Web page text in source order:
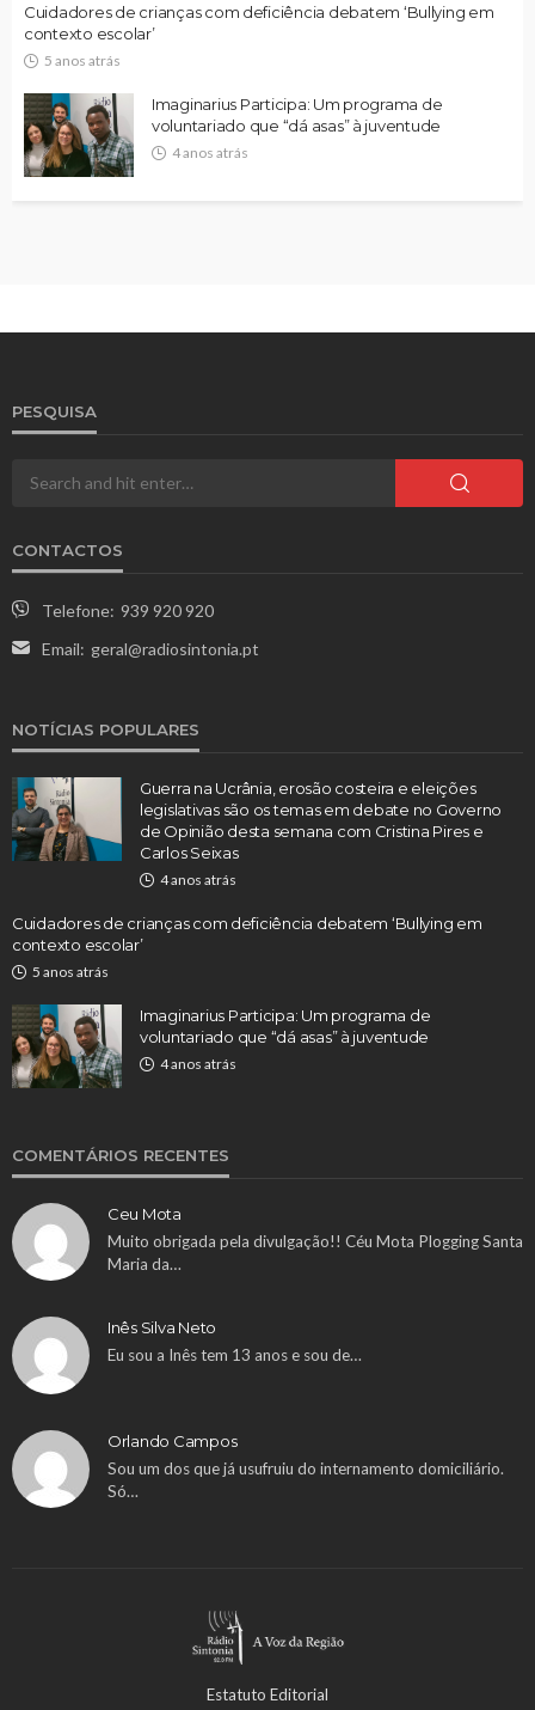
Cuidadores de crianças com deficiência debatem ‘Bullying em
contexto escolar’
5 anos atrás
Imaginarius Participa: Um programa de
voluntariado que “dá asas” à juventude
4 anos atrás
PESQUISA
CONTACTOS
Telefone: 939 920 920
Email: geral@radiosintonia.pt
NOTÍCIAS POPULARES
Guerra na Ucrânia, erosão costeira e eleições
legislativas são os temas em debate no Governo
de Opinião desta semana com Cristina Pires e
Carlos Seixas
4 anos atrás
Cuidadores de crianças com deficiência debatem ‘Bullying em
contexto escolar’
5 anos atrás
Imaginarius Participa: Um programa de
voluntariado que “dá asas” à juventude
4 anos atrás
COMENTÁRIOS RECENTES
Ceu Mota
Muito obrigada pela divulgação!! Céu Mota Plogging Santa
Maria da…
Inês Silva Neto
Eu sou a Inês tem 13 anos e sou de…
Orlando Campos
Sou um dos que já usufruiu do internamento domiciliário.
Só…
Estatuto Editorial